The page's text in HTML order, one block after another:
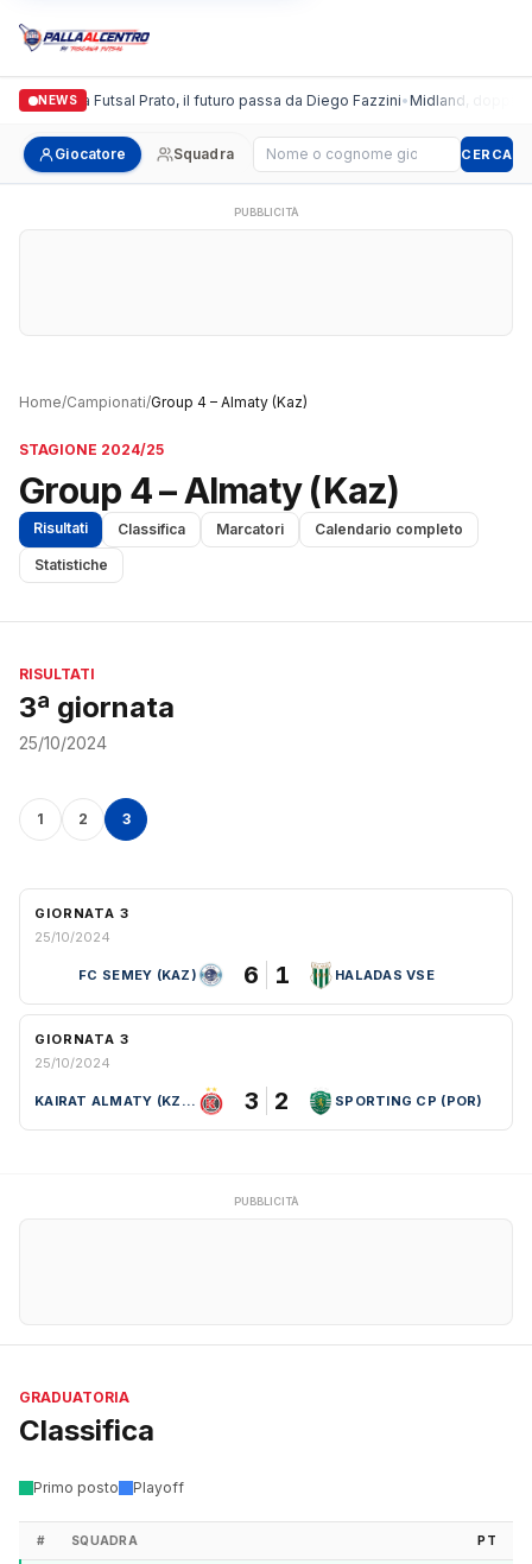
NEWS
Italgronda Futsal Prato, il futuro passa da Diego Fazzini•Midland, doppio
Giocatore Squadra Cerca giocatore CERCA
PUBBLICITÀ
Home/Campionati/Group 4 – Almaty (Kaz)
STAGIONE 2024/25
Group 4 – Almaty (Kaz)
Risultati Classifica Marcatori
Calendario completo
Statistiche
RISULTATI
3ª giornata
25/10/2024
1 2 3
GIORNATA 3
25/10/2024
FC SEMEY (KAZ) 6 1 HALADAS VSE
GIORNATA 3
25/10/2024
KAIRAT ALMATY (KZA) 3 2 SPORTING CP (POR)
PUBBLICITÀ
GRADUATORIA
Classifica
Primo posto Playoff
# SQUADRA PT